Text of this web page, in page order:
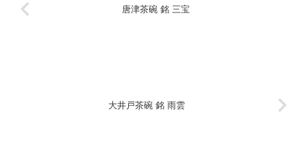
唐津茶碗 銘 三宝
大井戸茶碗 銘 雨雲